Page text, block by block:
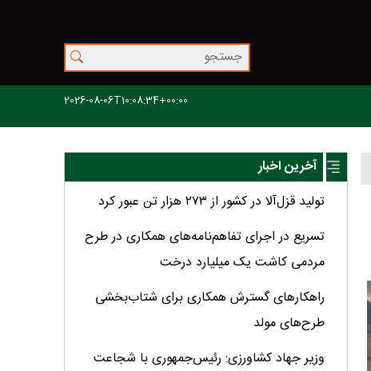
2026-08-06T10:08:34+00:00
آخرین اخبار
تولید قزل‌آلا در کشور از ۲۷۳ هزار تن عبور کرد
تسریع در اجرای تفاهم‌نامه‌های همکاری در طرح
مردمی کاشت یک میلیارد درخت
راهکارهای گسترش همکاری برای شتاب‌بخشی
طرح‌های مولد
وزیر جهاد کشاورزی: رئیس‌جمهوری با شجاعت